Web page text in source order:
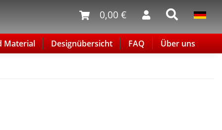
0,00 €
Material Designübersicht FAQ Über uns